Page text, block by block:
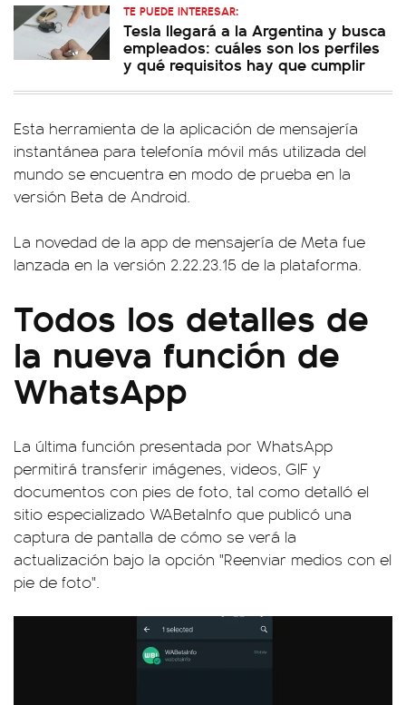
TE PUEDE INTERESAR:
Tesla llegará a la Argentina y busca
empleados: cuáles son los perfiles
y qué requisitos hay que cumplir
Esta herramienta de la aplicación de mensajería
instantánea para telefonía móvil más utilizada del
mundo se encuentra en modo de prueba en la
versión Beta de Android.
La novedad de la app de mensajería de Meta fue
lanzada en la versión 2.22.23.15 de la plataforma.
Todos los detalles de
la nueva función de
WhatsApp
La última función presentada por WhatsApp
permitirá transferir imágenes, videos, GIF y
documentos con pies de foto, tal como detalló el
sitio especializado WABetaInfo que publicó una
captura de pantalla de cómo se verá la
actualización bajo la opción "Reenviar medios con el
pie de foto".